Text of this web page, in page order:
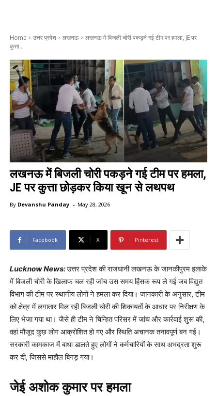
Home उत्तर प्रदेश लखनऊ
लखनऊ में बिजली चोरी पकड़ने गई टीम पर हमला, JE पर
कुत्ता...
लखनऊ में बिजली चोरी पकड़ने गई टीम पर हमला,
JE पर कुत्ता छोड़कर किया खून से लथपथ
By Devanshu Panday - May 28, 2026
Facebook X Pinterest
Lucknow News:उत्तर प्रदेश की राजधानी लखनऊ के जानकीपुरम इलाके
में बिजली चोरी के खिलाफ चल रही जांच उस समय हिंसक रूप ले गई जब विद्युत
विभाग की टीम पर स्थानीय लोगों ने हमला कर दिया। जानकारी के अनुसार, टीम
को क्षेत्र में लगातार मिल रही बिजली चोरी की शिकायतों के आधार पर निरीक्षण के
लिए भेजा गया था। जैसे ही टीम ने चिन्हित परिसर में जांच और कार्रवाई शुरू की,
वहां मौजूद कुछ लोग आक्रोशित हो गए और स्थिति अचानक तनावपूर्ण बन गई।
सरकारी कामकाज में बाधा डालते हुए लोगों ने कर्मचारियों के साथ अभद्रता शुरू
कर दी, जिससे माहौल बिगड़ गया।
जेई अशोक कुमार पर हमला